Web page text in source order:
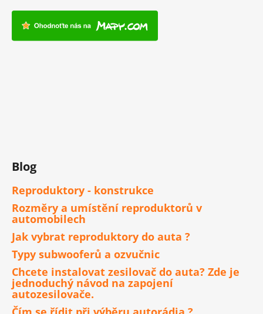
Blog
Reproduktory - konstrukce
Rozměry a umístění reproduktorů v
automobilech
Jak vybrat reproduktory do auta ?
Typy subwooferů a ozvučnic
Chcete instalovat zesilovač do auta? Zde je
jednoduchý návod na zapojení
autozesilovače.